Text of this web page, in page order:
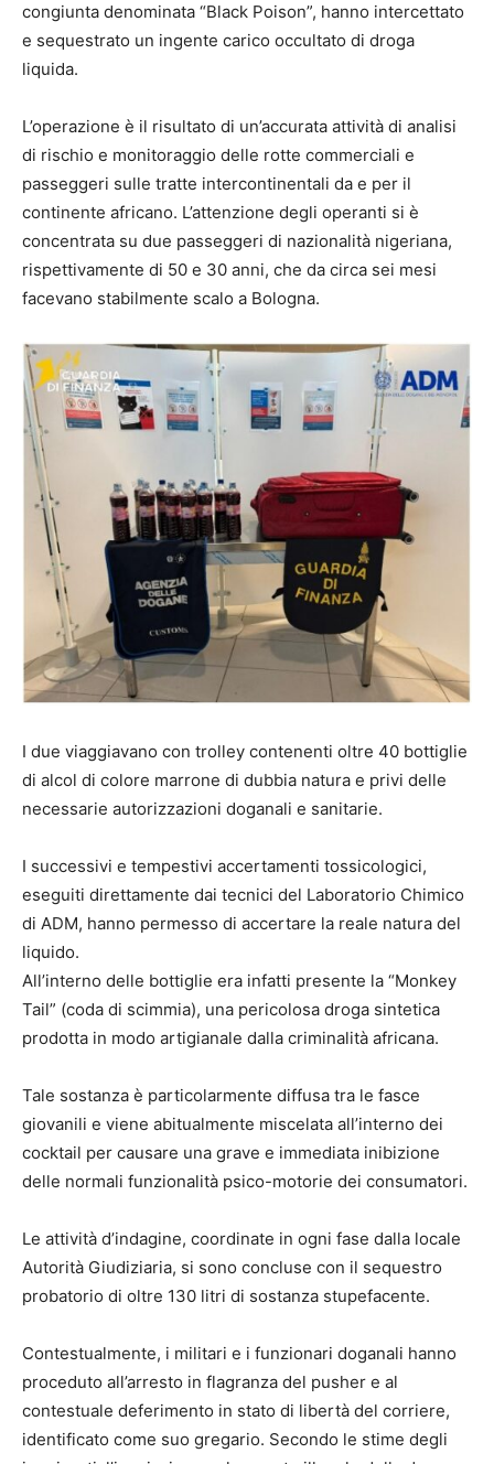
congiunta denominata “Black Poison”, hanno intercettato
e sequestrato un ingente carico occultato di droga
liquida.
L’operazione è il risultato di un’accurata attività di analisi
di rischio e monitoraggio delle rotte commerciali e
passeggeri sulle tratte intercontinentali da e per il
continente africano. L’attenzione degli operanti si è
concentrata su due passeggeri di nazionalità nigeriana,
rispettivamente di 50 e 30 anni, che da circa sei mesi
facevano stabilmente scalo a Bologna.
I due viaggiavano con trolley contenenti oltre 40 bottiglie
di alcol di colore marrone di dubbia natura e privi delle
necessarie autorizzazioni doganali e sanitarie.
I successivi e tempestivi accertamenti tossicologici,
eseguiti direttamente dai tecnici del Laboratorio Chimico
di ADM, hanno permesso di accertare la reale natura del
liquido.
All’interno delle bottiglie era infatti presente la “Monkey
Tail” (coda di scimmia), una pericolosa droga sintetica
prodotta in modo artigianale dalla criminalità africana.
Tale sostanza è particolarmente diffusa tra le fasce
giovanili e viene abitualmente miscelata all’interno dei
cocktail per causare una grave e immediata inibizione
delle normali funzionalità psico-motorie dei consumatori.
Le attività d’indagine, coordinate in ogni fase dalla locale
Autorità Giudiziaria, si sono concluse con il sequestro
probatorio di oltre 130 litri di sostanza stupefacente.
Contestualmente, i militari e i funzionari doganali hanno
proceduto all’arresto in flagranza del pusher e al
contestuale deferimento in stato di libertà del corriere,
identificato come suo gregario. Secondo le stime degli